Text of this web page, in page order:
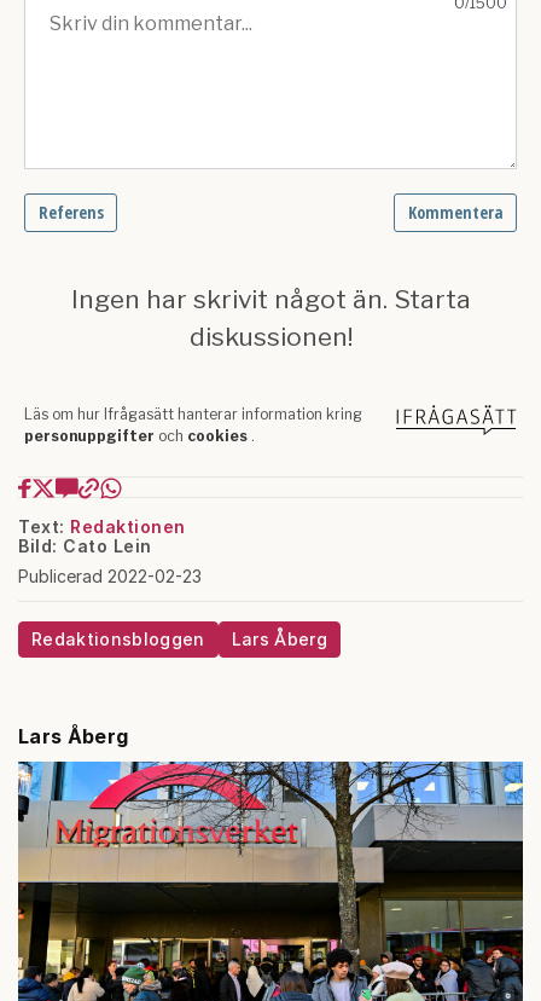
Text: Redaktionen
Bild: Cato Lein
Publicerad 2022-02-23
Redaktionsbloggen Lars Åberg
Lars Åberg